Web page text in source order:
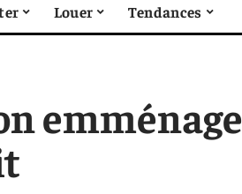
Louer Tendances
emménage